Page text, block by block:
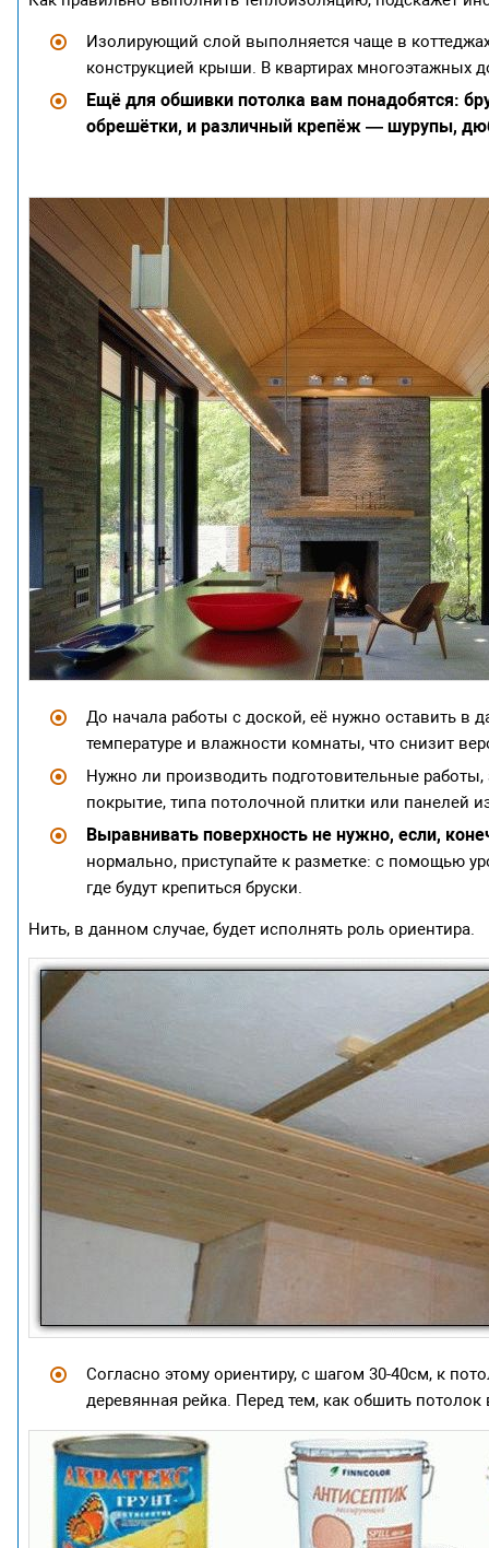
Изолирующий слой выполняется чаще в
конструкцией крыши. В квартирах многоэтажных
Ещё для обшивки потолка вам понадобятся:
обрешётки, и различный крепёж — шурупы,
До начала работы с доской, её нужно оставить
температуре и влажности комнаты, что снизит
Нужно ли производить подготовительные
покрытие, типа потолочной плитки или панелей
Выравнивать поверхность не нужно, если,
нормально, приступайте к разметке: с помощью
где будут крепиться бруски.
Нить, в данном случае, будет исполнять роль ориентира.
Согласно этому ориентиру, с шагом 30-40см, к
деревянная рейка. Перед тем, как обшить